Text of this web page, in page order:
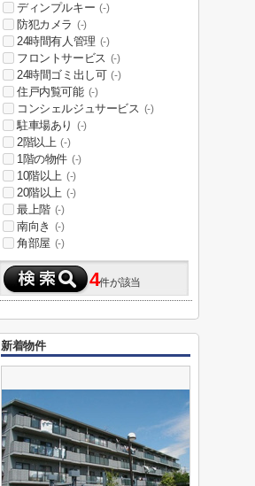
ディンプルキー (-)
防犯カメラ (-)
24時間有人管理 (-)
フロントサービス (-)
24時間ゴミ出し可 (-)
住戸内覧可能 (-)
コンシェルジュサービス (-)
駐車場あり (-)
2階以上 (-)
1階の物件 (-)
10階以上 (-)
20階以上 (-)
最上階 (-)
南向き (-)
角部屋 (-)
4件が該当
新着物件